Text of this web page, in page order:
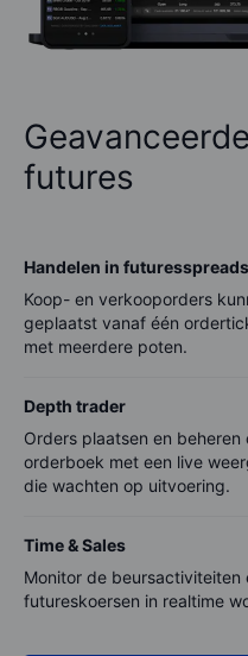
futures
Handelen in futuresspreads
Koop- en verkooporders
geplaatst vanaf één
met meerdere poten.
Depth trader
Orders plaatsen en beheren
orderboek met een live
die wachten op uitvoering.
Time & Sales
Monitor de
futureskoersen in realtime